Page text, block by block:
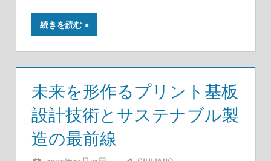
続きを読む
未来を形作るプリント基板
設計技術とサステナブル製
造の最前線